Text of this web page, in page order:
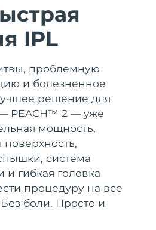
IPL
проблемную
и болезненное
решение для
PEACH™ 2 — уже
мощность,
система
гибкая головка
процедуру на все
Без боли. Просто и